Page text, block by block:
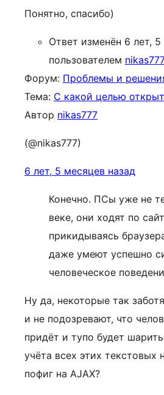
Понятно, спасибо)
Ответ изменён 6 лет,
пользователем nikas777
Форум: Проблемы и
Тема: С какой целью
Автор nikas777
(@nikas777)
6 лет, 5 месяцев назад
Конечно. ПСы уже не
веке, они ходят по
прикидываясь
даже умеют успешно
человеческое
Ну да, некоторые так
и не подозревают, что
придёт и тупо будет
учёта всех этих текстовых
пофиг на AJAX?